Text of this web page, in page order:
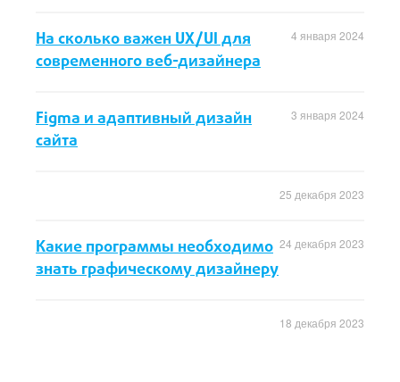
4 января 2024
На сколько важен UX/UI для
современного веб-дизайнера
3 января 2024
Figma и адаптивный дизайн
сайта
25 декабря 2023
24 декабря 2023
Какие программы необходимо
знать графическому дизайнеру
18 декабря 2023